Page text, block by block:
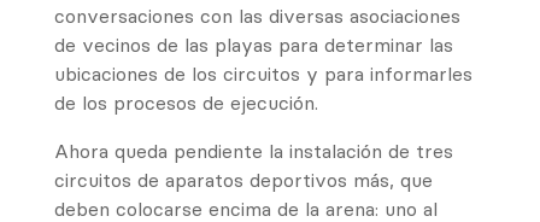
conversaciones con las diversas asociaciones
de vecinos de las playas para determinar las
ubicaciones de los circuitos y para informarles
de los procesos de ejecución.
Ahora queda pendiente la instalación de tres
circuitos de aparatos deportivos más, que
deben colocarse encima de la arena: uno al